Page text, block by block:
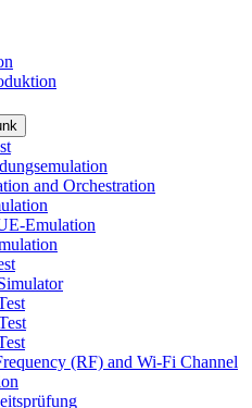
and Orchestration
Emulation
(RF) and Wi-Fi Channel